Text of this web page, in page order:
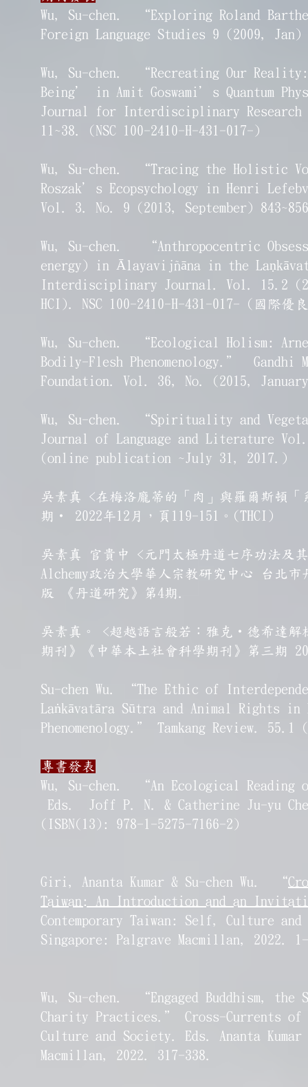
Wu, Su-chen. “Exploring Roland
Foreign Language Studies 9 (2009, Jan)
Wu, Su-chen. “Recreating Our
Being’ in Amit Goswami’s Quantum
Journal for Interdisciplinary Research
11~38. (NSC 100-2410-H-431-017-)
Wu, Su-chen. “Tracing the Holistic
Roszak’s Ecopsychology in Henri
Vol. 3. No. 9 (2013, September)
Wu, Su-chen. “Anthropocentric
energy) in Ālayavijñāna in the
Interdisciplinary Journal. Vol. 15.2
HCI). NSC 100-2410-H-431-017- (國際優
Wu, Su-chen. “Ecological Holism:
Bodily-Flesh Phenomenology.” Gandhi
Foundation. Vol. 36, No. (2015,
Wu, Su-chen. “Spirituality and
Journal of Language and Literature
(online publication ~July 31, 2017.)
吳素真 <在梅洛龐蒂的「肉」與羅爾斯頓
期‧ 2022年12月，頁119-151。(THCI)
吳素真 官貴中 <元門太極丹道七序功法及
Alchemy政治大學華人宗教研究中心 台北
版 《丹道研究》第4期.
吳素真。 <超越語言般若：雅克‧德希達解
期刊》《中華本土社會科學期刊》第三期
Su-chen Wu. “The Ethic of
Laṅkāvatāra Sūtra and Animal Rights
Phenomenology.” Tamkang Review.
專書發表
Wu, Su-chen. “An Ecological
Eds. Joff P. N. & Catherine Ju-yu
(ISBN(13): 978-1-5275-7166-2)
Giri, Ananta Kumar & Su-chen Wu. “
Taiwan: An Introduction and an
Contemporary Taiwan: Self, Culture
Singapore: Palgrave Macmillan, 2022.
Wu, Su-chen. “Engaged Buddhism,
Charity Practices.” Cross-Currents of
Culture and Society. Eds. Ananta
Macmillan, 2022. 317-338.